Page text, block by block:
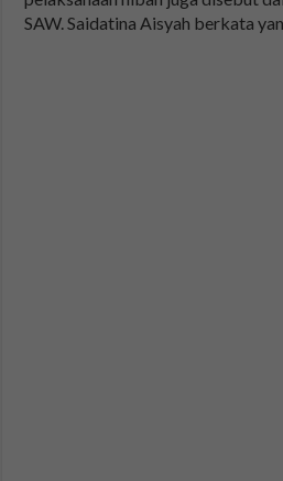
SAW. Saidatina Aisyah berkata